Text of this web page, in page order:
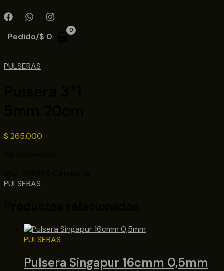
Pedido/$ 0
PULSERAS
$ 265.000
PULSERAS
PULSERAS
Pulsera Singapur 16cmm 0,5mm